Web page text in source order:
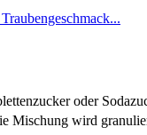
oder
wird